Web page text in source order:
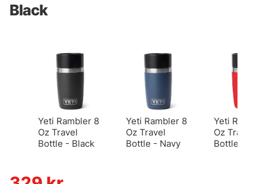
Black
Yeti Rambler 8
Oz Travel
Bottle - Black
Yeti Rambler 8
Oz Travel
Bottle - Navy
Yeti
Oz Travel
Bottle - Red